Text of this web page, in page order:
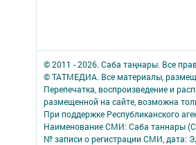
© 2011 - 2026. Саба таңнары. Все
© ТАТМЕДИА. Все материалы,
Перепечатка, воспроизведение и
размещенной на сайте, возможна
При поддержке Республиканского
Наименование СМИ: Саба таннары
№ записи о регистрации СМИ, дата: